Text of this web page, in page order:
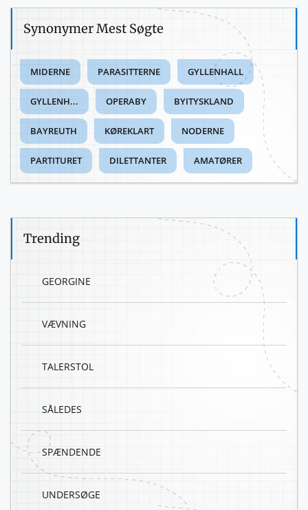
Synonymer Mest Søgte
MIDERNE PARASITTERNE GYLLENHALL
GYLLENH... OPERABY BYITYSKLAND
BAYREUTH KØREKLART NODERNE
PARTITURET DILETTANTER AMATØRER
Trending
GEORGINE
VÆVNING
TALERSTOL
SÅLEDES
SPÆNDENDE
UNDERSØGE